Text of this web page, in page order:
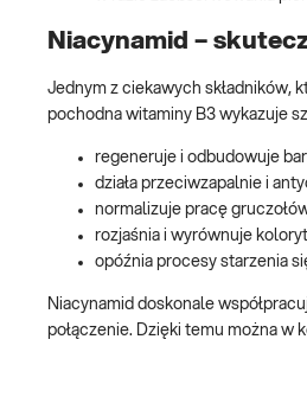
Niacynamid –
Jednym z ciekawych składników,
pochodna witaminy B3 wykazuje
regeneruje i odbudowuje
działa przeciwzapalnie i
normalizuje pracę
rozjaśnia i wyrównuje
opóźnia procesy starzenia
Niacynamid doskonale
połączenie. Dzięki temu można w